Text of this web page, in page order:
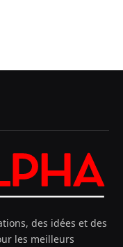
des idées et des
les meilleurs